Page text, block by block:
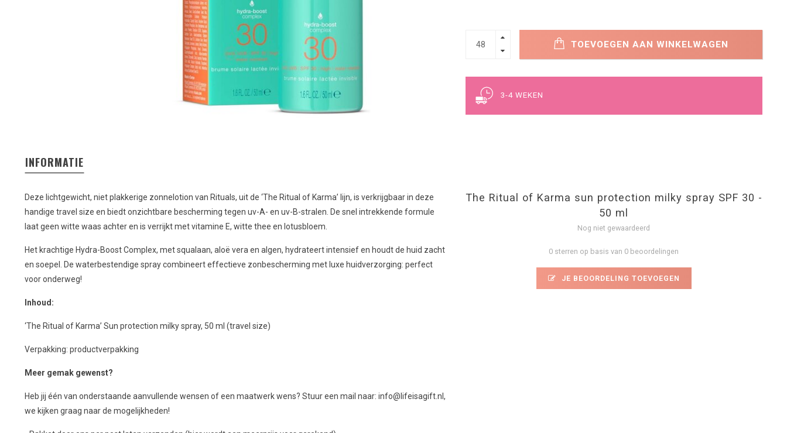
TOEVOEGEN AAN WINKELWAGEN
3-4 WEKEN
INFORMATIE
Deze lichtgewicht, niet plakkerige zonnelotion van Rituals, uit de ‘The Ritual of Karma’ lijn, is verkrijgbaar in deze
handige travel size en biedt onzichtbare bescherming tegen uv-A- en uv-B-stralen. De snel intrekkende formule
laat geen witte waas achter en is verrijkt met vitamine E, witte thee en lotusbloem.
Het krachtige Hydra-Boost Complex, met squalaan, aloë vera en algen, hydrateert intensief en houdt de huid zacht
en soepel. De waterbestendige spray combineert effectieve zonbescherming met luxe huidverzorging: perfect
voor onderweg!
Inhoud:
‘The Ritual of Karma’ Sun protection milky spray, 50 ml (travel size)
Verpakking: productverpakking
Meer gemak gewenst?
Heb jij één van onderstaande aanvullende wensen of een maatwerk wens? Stuur een mail naar: info@lifeisagift.nl ,
we kijken graag naar de mogelijkheden!
The Ritual of Karma sun protection milky spray SPF 30 -
50 ml
Nog niet gewaardeerd
0 sterren op basis van 0 beoordelingen
JE BEOORDELING TOEVOEGEN